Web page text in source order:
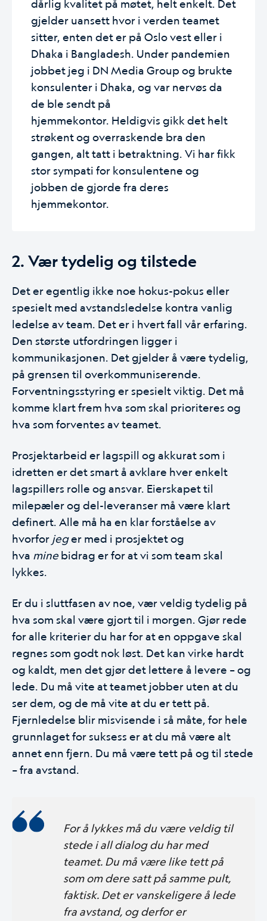
dårlig kvalitet på møtet, helt enkelt. Det
gjelder uansett hvor i verden teamet
sitter, enten det er på Oslo vest eller i
Dhaka i Bangladesh. Under pandemien
jobbet jeg i DN Media Group og brukte
konsulenter i Dhaka, og var nervøs da
de ble sendt på
hjemmekontor. Heldigvis gikk det helt
strøkent og overraskende bra den
gangen, alt tatt i betraktning. Vi har fikk
stor sympati for konsulentene og
jobben de gjorde fra deres
hjemmekontor.
2. Vær tydelig og tilstede
Det er egentlig ikke noe hokus-pokus eller
spesielt med avstandsledelse kontra vanlig
ledelse av team. Det er i hvert fall vår erfaring.
Den største utfordringen ligger i
kommunikasjonen. Det gjelder å være tydelig,
på grensen til overkommuniserende.
Forventningsstyring er spesielt viktig. Det må
komme klart frem hva som skal prioriteres og
hva som forventes av teamet.
Prosjektarbeid er lagspill og akkurat som i
idretten er det smart å avklare hver enkelt
lagspillers rolle og ansvar. Eierskapet til
milepæler og del-leveranser må være klart
definert. Alle må ha en klar forståelse av
hvorfor jeger med i prosjektet og
hva mine bidrag er for at vi som team skal
lykkes.
Er du i sluttfasen av noe, vær veldig tydelig på
hva som skal være gjort til i morgen. Gjør rede
for alle kriterier du har for at en oppgave skal
regnes som godt nok løst. Det kan virke hardt
og kaldt, men det gjør det lettere å levere – og
lede. Du må vite at teamet jobber uten at du
ser dem, og de må vite at du er tett på.
Fjernledelse blir misvisende i så måte, for hele
grunnlaget for suksess er at du må være alt
annet enn fjern. Du må være tett på og til stede
– fra avstand.
For å lykkes må du være veldig til
stede i all dialog du har med
teamet. Du må være like tett på
som om dere satt på samme pult,
faktisk. Det er vanskeligere å lede
fra avstand, og derfor er